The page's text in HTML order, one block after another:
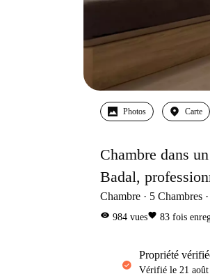
Photos Carte
Chambre dans
Badal,
Chambre 5 Chambres
visibility 984 vuesfavorite 83 fois
propriété
Vérifié le 21